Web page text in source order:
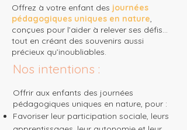
Offrez à votre enfant des journées
pédagogiques uniques en nature,
conçues pour l’aider à relever ses défis…
tout en créant des souvenirs aussi
précieux qu’inoubliables.
Nos intentions :
Offrir aux enfants des journées
pédagogiques uniques en nature, pour :
Favoriser leur participation sociale, leurs